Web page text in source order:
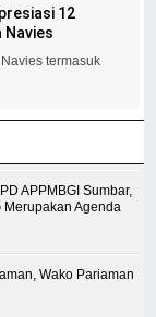
12
Navies
termasuk
APPMBGI Sumbar,
Merupakan Agenda
Wako Pariaman